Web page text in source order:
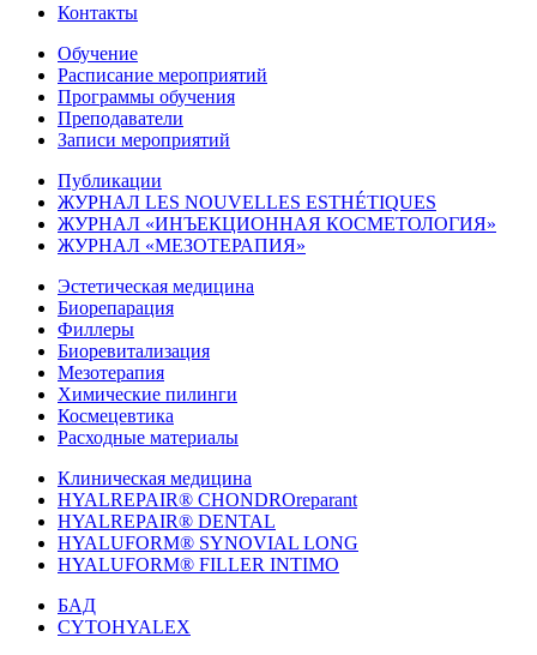
Контакты
Обучение
Расписание мероприятий
Программы обучения
Преподаватели
Записи мероприятий
Публикации
ЖУРНАЛ LES NOUVELLES ESTHÉTIQUES
ЖУРНАЛ «ИНЪЕКЦИОННАЯ КОСМЕТОЛОГИЯ»
ЖУРНАЛ «МЕЗОТЕРАПИЯ»
Эстетическая медицина
Биорепарация
Филлеры
Биоревитализация
Мезотерапия
Химические пилинги
Космецевтика
Расходные материалы
Клиническая медицина
HYALREPAIR® CHONDROreparant
HYALREPAIR® DENTAL
HYALUFORM® SYNOVIAL LONG
HYALUFORM® FILLER INTIMO
БАД
CYTOHYALEX